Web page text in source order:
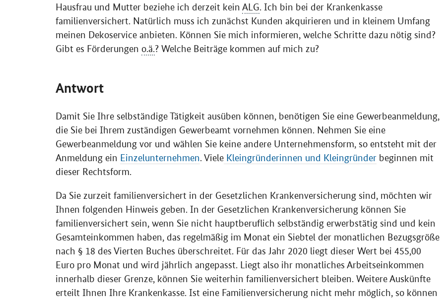
Hausfrau und Mutter beziehe ich derzeit kein ALG. Ich bin bei der Krankenkasse
familienversichert. Natürlich muss ich zunächst Kunden akquirieren und in kleinem Umfang
meinen Dekoservice anbieten. Können Sie mich informieren, welche Schritte dazu nötig sind?
Gibt es Förderungen o.ä.? Welche Beiträge kommen auf mich zu?
Antwort
Damit Sie Ihre selbständige Tätigkeit ausüben können, benötigen Sie eine Gewerbeanmeldung,
die Sie bei Ihrem zuständigen Gewerbeamt vornehmen können. Nehmen Sie eine
Gewerbeanmeldung vor und wählen Sie keine andere Unternehmensform, so entsteht mit der
Anmeldung ein Einzelunternehmen. Viele Kleingründerinnen und Kleingründer beginnen mit
dieser Rechtsform.
Da Sie zurzeit familienversichert in der Gesetzlichen Krankenversicherung sind, möchten wir
Ihnen folgenden Hinweis geben. In der Gesetzlichen Krankenversicherung können Sie
familienversichert sein, wenn Sie nicht hauptberuflich selbständig erwerbstätig sind und kein
Gesamteinkommen haben, das regelmäßig im Monat ein Siebtel der monatlichen Bezugsgröße
nach § 18 des Vierten Buches überschreitet. Für das Jahr 2020 liegt dieser Wert bei 455,00
Euro pro Monat und wird jährlich angepasst. Liegt also ihr monatliches Arbeitseinkommen
innerhalb dieser Grenze, können Sie weiterhin familienversichert bleiben. Weitere Auskünfte
erteilt Ihnen Ihre Krankenkasse. Ist eine Familienversicherung nicht mehr möglich, so können